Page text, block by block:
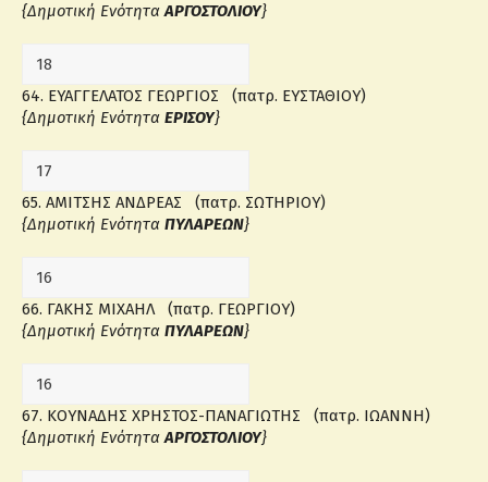
{Δημοτική ΕνότηταΑΡΓΟΣΤΟΛΙΟΥ}
64. ΕΥΑΓΓΕΛΑΤΟΣ ΓΕΩΡΓΙΟΣ (πατρ. ΕΥΣΤΑΘΙΟΥ)
{Δημοτική Ενότητα ΕΡΙΣΟΥ}
65. ΑΜΙΤΣΗΣ ΑΝΔΡΕΑΣ (πατρ. ΣΩΤΗΡΙΟΥ)
{Δημοτική Ενότητα ΠΥΛΑΡΕΩΝ}
66. ΓΑΚΗΣ ΜΙΧΑΗΛ (πατρ. ΓΕΩΡΓΙΟΥ)
{Δημοτική Ενότητα ΠΥΛΑΡΕΩΝ}
67. ΚΟΥΝΑΔΗΣ ΧΡΗΣΤΟΣ-ΠΑΝΑΓΙΩΤΗΣ (πατρ. ΙΩΑΝΝΗ)
{Δημοτική ΕνότηταΑΡΓΟΣΤΟΛΙΟΥ}